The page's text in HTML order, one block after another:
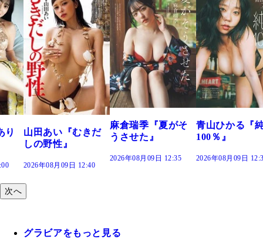
だ
麻倉瑞季『夏がそ
うさせた』
青山ひかる『純度
100％』
2026年08月09日 12:30
溝端 葵『も
つの、あおい
で。』
2026年08月09日
次へ
グラビアをもっと見る